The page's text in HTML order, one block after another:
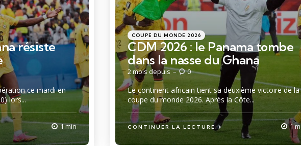
résiste
ce mardi en
lors...
1 min
Catégories
Posté
dans
COUPE DU MONDE 2026
CDM 2026 : le Panama tombe
dans la nasse du Ghana
2 mois depuis 0
Le continent africain tient sa deuxième victoire de la
coupe du monde 2026. Après la Côte...
CONTINUER LA LECTURE 1